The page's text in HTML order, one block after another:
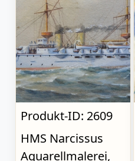
Produkt-ID: 2609
HMS Narcissus
Aquarellmalerei,